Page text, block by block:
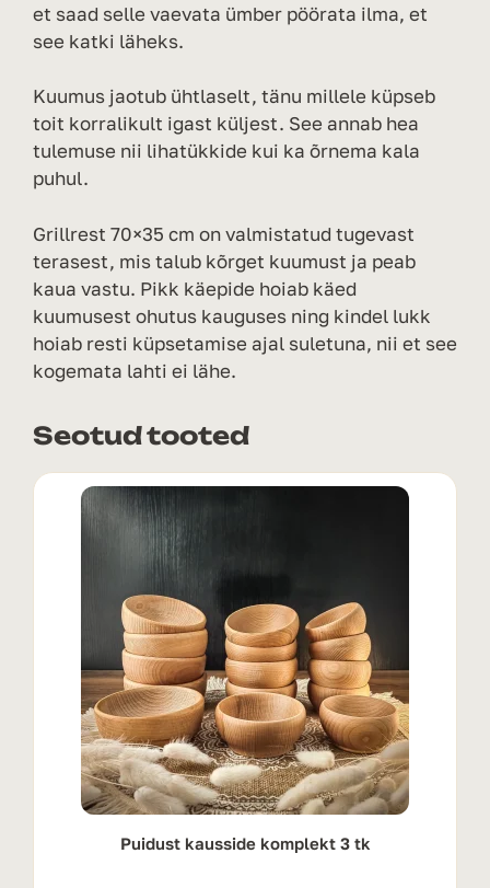
et saad selle vaevata ümber pöörata ilma, et
see katki läheks.
Kuumus jaotub ühtlaselt, tänu millele küpseb
toit korralikult igast küljest. See annab hea
tulemuse nii lihatükkide kui ka õrnema kala
puhul.
Grillrest 70×35 cm on valmistatud tugevast
terasest, mis talub kõrget kuumust ja peab
kaua vastu. Pikk käepide hoiab käed
kuumusest ohutus kauguses ning kindel lukk
hoiab resti küpsetamise ajal suletuna, nii et see
kogemata lahti ei lähe.
Seotud tooted
Puidust kausside komplekt 3 tk